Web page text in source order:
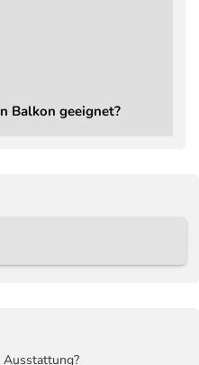
Balkon geeignet?
Ausstattung?